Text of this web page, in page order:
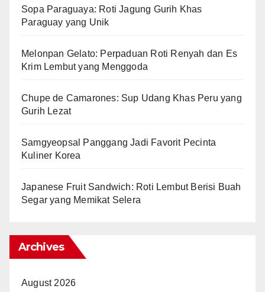
Sopa Paraguaya: Roti Jagung Gurih Khas
Paraguay yang Unik
Melonpan Gelato: Perpaduan Roti Renyah dan Es
Krim Lembut yang Menggoda
Chupe de Camarones: Sup Udang Khas Peru yang
Gurih Lezat
Samgyeopsal Panggang Jadi Favorit Pecinta
Kuliner Korea
Japanese Fruit Sandwich: Roti Lembut Berisi Buah
Segar yang Memikat Selera
Archives
August 2026